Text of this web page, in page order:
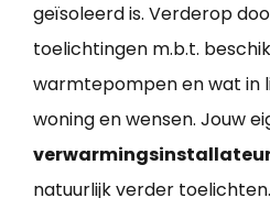
geïsoleerd is. Verderop
toelichtingen m.b.t.
warmtepompen en wat in
woning en wensen. Jouw
verwarmingsinstallateur
natuurlijk verder toelichten.